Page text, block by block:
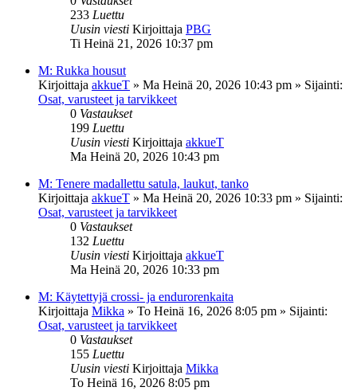
233 Luettu
Uusin viesti Kirjoittaja PBG
Ti Heinä 21, 2026 10:37 pm
M: Rukka housut
Kirjoittaja akkueT » Ma Heinä 20, 2026 10:43 pm » Sijainti:
Osat, varusteet ja tarvikkeet
0 Vastaukset
199 Luettu
Uusin viesti Kirjoittaja akkueT
Ma Heinä 20, 2026 10:43 pm
M: Tenere madallettu satula, laukut, tanko
Kirjoittaja akkueT » Ma Heinä 20, 2026 10:33 pm » Sijainti:
Osat, varusteet ja tarvikkeet
0 Vastaukset
132 Luettu
Uusin viesti Kirjoittaja akkueT
Ma Heinä 20, 2026 10:33 pm
M: Käytettyjä crossi- ja endurorenkaita
Kirjoittaja Mikka » To Heinä 16, 2026 8:05 pm » Sijainti:
Osat, varusteet ja tarvikkeet
0 Vastaukset
155 Luettu
Uusin viesti Kirjoittaja Mikka
To Heinä 16, 2026 8:05 pm